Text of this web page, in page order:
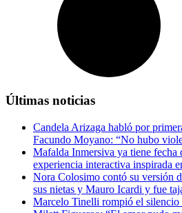
Últimas noticias
Candela Arizaga habló por
Facundo Moyano: “No hubo
Mafalda Inmersiva ya tiene fecha
experiencia interactiva inspirada
Nora Colosimo contó su versión
sus nietas y Mauro Icardi y fue
Marcelo Tinelli rompió el silencio